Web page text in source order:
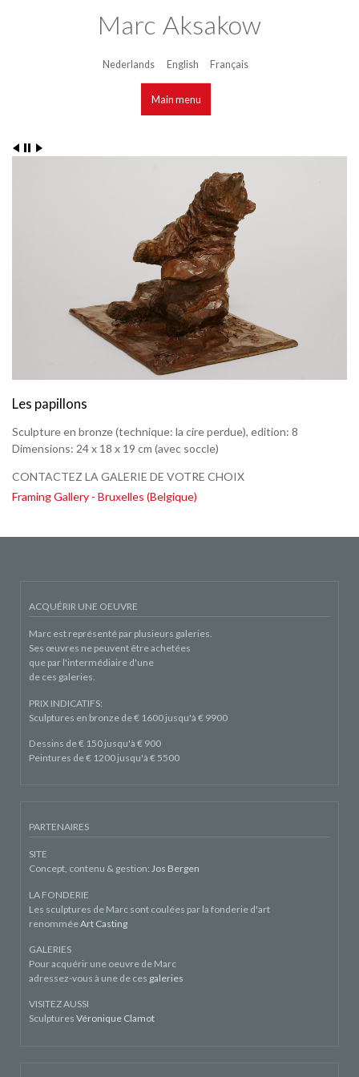
contenu
Marc Aksakow
Nederlands English Français
Main menu
Les papillons
Sculpture en bronze (technique: la cire perdue), edition: 8
Dimensions: 24 x 18 x 19 cm (avec soccle)
CONTACTEZ LA GALERIE DE VOTRE CHOIX
Framing Gallery - Bruxelles (Belgique)
ACQUÉRIR UNE OEUVRE
Marc est représenté par plusieurs galeries.
Ses œuvres ne peuvent être achetées
que par l'intermédiaire d'une
de ces galeries.
PRIX INDICATIFS:
Sculptures en bronze de € 1600 jusqu'à € 9900
Dessins de € 150 jusqu'à € 900
Peintures de € 1200 jusqu'à € 5500
PARTENAIRES
SITE
Concept, contenu & gestion: Jos Bergen
LA FONDERIE
Les sculptures de Marc sont coulées par la fonderie d'art
renomméeArt Casting
GALERIES
Pour acquérir une oeuvre de Marc
adressez-vous à une de ces galeries
VISITEZ AUSSI
Sculptures Véronique Clamot